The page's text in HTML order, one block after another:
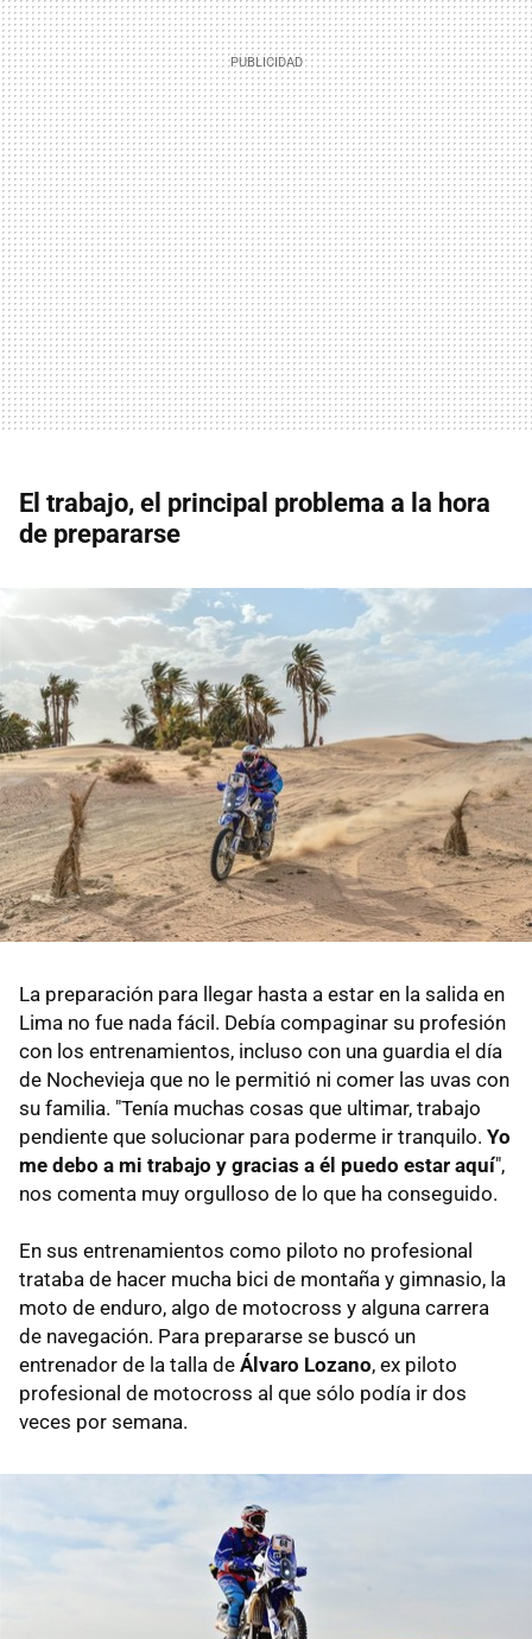
El trabajo, el principal problema a la hora
de prepararse
La preparación para llegar hasta a estar en la salida en
Lima no fue nada fácil. Debía compaginar su profesión
con los entrenamientos, incluso con una guardia el día
de Nochevieja que no le permitió ni comer las uvas con
su familia. "Tenía muchas cosas que ultimar, trabajo
pendiente que solucionar para poderme ir tranquilo. Yo
me debo a mi trabajo y gracias a él puedo estar aquí",
nos comenta muy orgulloso de lo que ha conseguido.
En sus entrenamientos como piloto no profesional
trataba de hacer mucha bici de montaña y gimnasio, la
moto de enduro, algo de motocross y alguna carrera
de navegación. Para prepararse se buscó un
entrenador de la talla de Álvaro Lozano, ex piloto
profesional de motocross al que sólo podía ir dos
veces por semana.